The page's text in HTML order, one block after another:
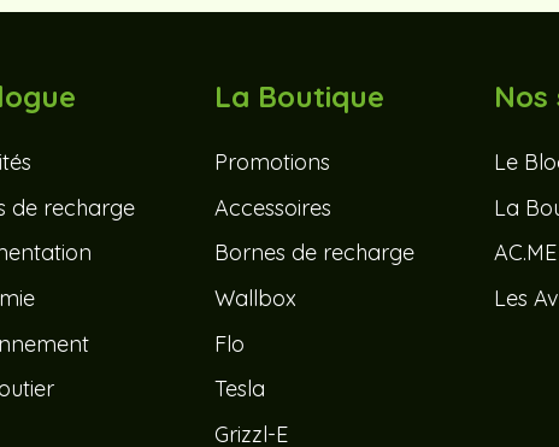
de recharge
La Boutique
Promotions
Accessoires
Bornes de recharge
Wallbox
Flo
Tesla
Grizzl-E
Nos
Le
La
AC.ME
Les